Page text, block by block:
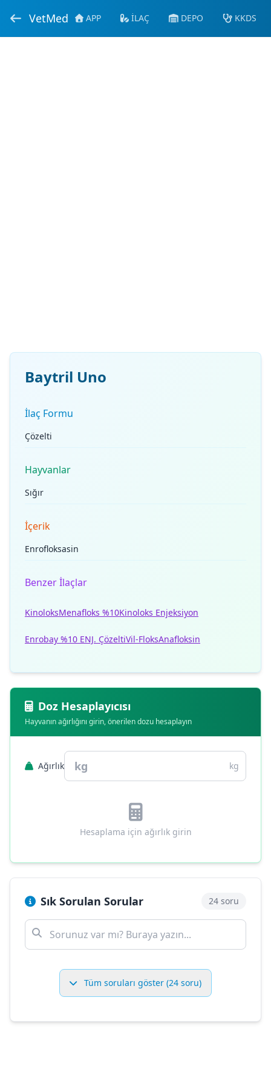
VetMed APP İLAÇ DEPO KKDS
Baytril Uno
İlaç Formu
Çözelti
Hayvanlar
Sığır
İçerik
Enrofloksasin
Benzer İlaçlar
KinoloksMenafloks %10Kinoloks Enjeksiyon
Enrobay %10 ENJ. ÇözeltiVil-FloksAnafloksin
Doz Hesaplayıcısı
Hayvanın ağırlığını girin, önerilen dozu hesaplayın
Ağırlık kg
Hesaplama için ağırlık girin
Sık Sorulan Sorular 24 soru
Tüm soruları göster (24 soru)